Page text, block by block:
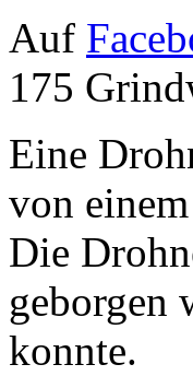
Auf
175
Eine
von
Die
geborgen
konnte.